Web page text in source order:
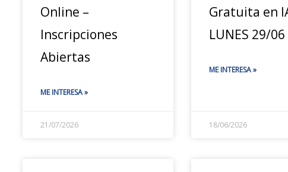
Online –
Inscripciones
Abiertas
ME INTERESA »
21/07/2026
Gratuita en
LUNES 29/06
ME INTERESA »
18/06/2026